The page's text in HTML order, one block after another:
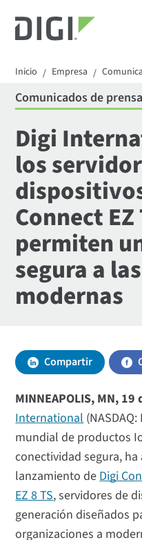
Inicio / Empresa /
Comunicados de prensa
Digi
los
Connect EZ
permiten
segura a
modernas
Compartir
MINNEAPOLIS, MN,
International
mundial de productos
conectividad segura,
lanzamiento deDigi
EZ 8 TS, servidores de
generación diseñados
organizaciones a